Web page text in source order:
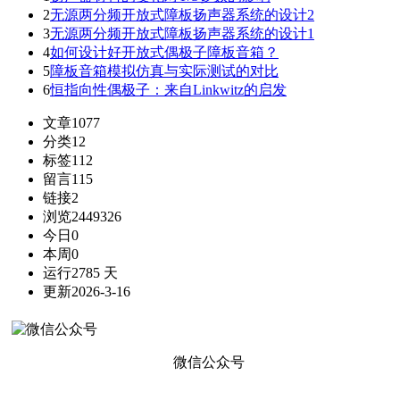
2无源两分频开放式障板扬声器系统的设计2
3无源两分频开放式障板扬声器系统的设计1
4如何设计好开放式偶极子障板音箱？
5障板音箱模拟仿真与实际测试的对比
6恒指向性偶极子：来自Linkwitz的启发
文章1077
分类12
标签112
留言115
链接2
浏览2449326
今日 0
本周0
运行2785 天
更新2026-3-16
微信公众号